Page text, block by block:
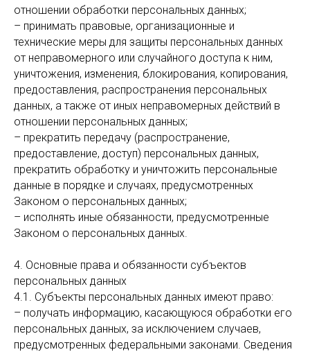
отношении обработки персональных данных;
– принимать правовые, организационные и
технические меры для защиты персональных данных
от неправомерного или случайного доступа к ним,
уничтожения, изменения, блокирования, копирования,
предоставления, распространения персональных
данных, а также от иных неправомерных действий в
отношении персональных данных;
– прекратить передачу (распространение,
предоставление, доступ) персональных данных,
прекратить обработку и уничтожить персональные
данные в порядке и случаях, предусмотренных
Законом о персональных данных;
– исполнять иные обязанности, предусмотренные
Законом о персональных данных.
4. Основные права и обязанности субъектов
персональных данных
4.1. Субъекты персональных данных имеют право:
– получать информацию, касающуюся обработки его
персональных данных, за исключением случаев,
предусмотренных федеральными законами. Сведения